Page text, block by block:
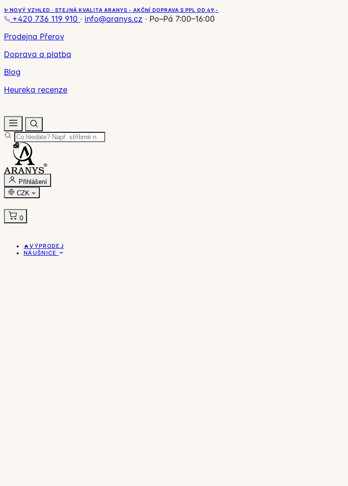
✨ NOVÝ VZHLED · STEJNÁ KVALITA ARANYS - AKČNÍ DOPRAVA S PPL OD 49,-
+420 736 119 910 · info@aranys.cz · Po–Pá 7:00–16:00
Prodejna Přerov
Doprava a platba
Blog
Heureka recenze
Přihlášení
CZK
0
🔥VÝPRODEJ
NÁUŠNICE